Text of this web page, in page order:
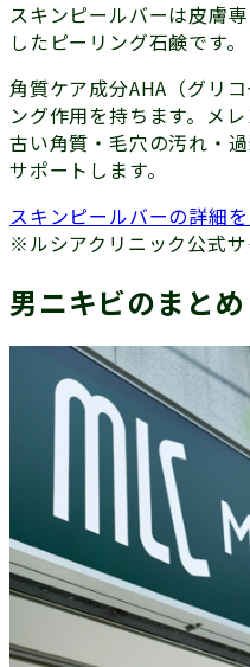
スキンピールバーは皮膚
したピーリング石鹸です。
角質ケア成分AHA（グリ
ング作⽤を持ちます。メ
古い⾓質・⽑⽳の汚れ・
サポートします。
スキンピールバーの詳細
※ルシアクリニック公式サ
男ニキビのまとめ